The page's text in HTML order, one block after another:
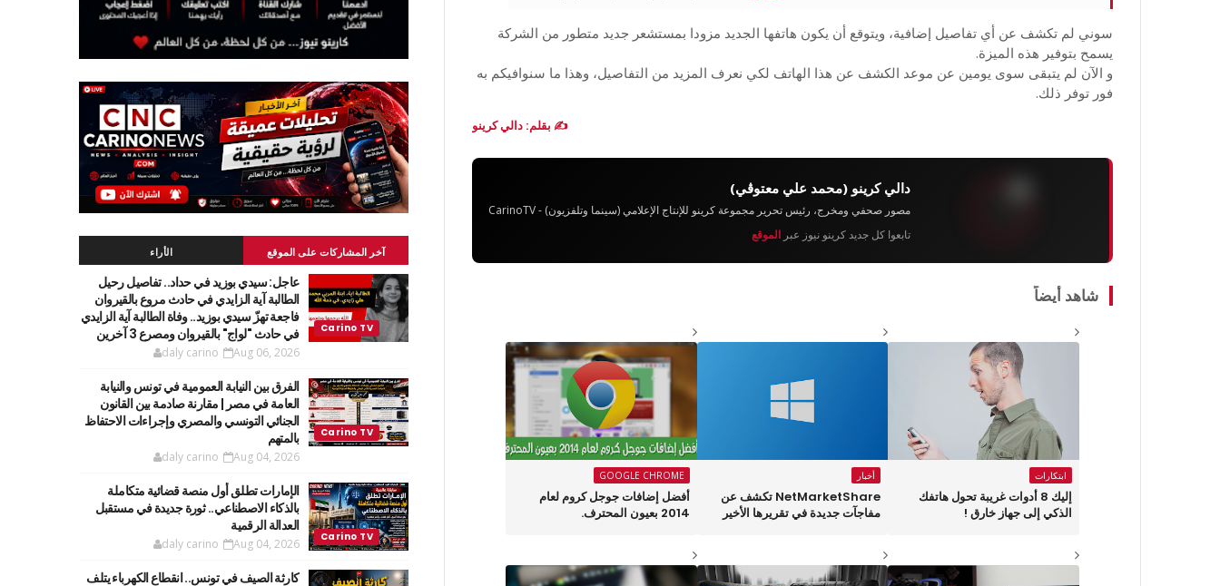
سوني لم تكشف عن أي تفاصيل إضافية، ويتوقع أن يكون هاتفها الجديد مزودا بمستشعر جديد متطور من الشركة
يسمح بتوفير هذه الميزة.
و الآن لم يتبقى سوى يومين عن موعد الكشف عن هذا الهاتف لكي نعرف المزيد من التفاصيل، وهذا ما سنوافيكم به
فور توفر ذلك.
✍️ بقلم: دالي كرينو
دالي كرينو (محمد علي معتوڨي)
مصور صحفي ومخرج، رئيس تحرير مجموعة كرينو للإنتاج الإعلامي (سينما وتلفزيون) - CarinoTV
تابعوا كل جديد كرينو نيوز عبرالموقع
شاهد أيضاً
ابتكارات
إليك 8 أدوات غريبة تحول هاتفك
الذكي إلى جهاز خارق !
أخبار
NetMarketShare تكشف عن
مفاجآت جديدة في تقريرها الأخير
GOOGLE CHROME
أفضل إضافات جوجل كروم لعام
2014 بعيون المحترف.
آخر المشاركات على الموقع الأراء
عاجل: سيدي بوزيد في حداد.. تفاصيل رحيل
الطالبة آية الزايدي في حادث مروع بالقيروان
فاجعة تهزّ سيدي بوزيد.. وفاة الطالبة آية الزايدي
في حادث "لواج" بالقيروان ومصرع 3 آخرين
daly carino Aug 06, 2026
الفرق بين النيابة العمومية في تونس والنيابة
العامة في مصر | مقارنة صادمة بين القانون
الجنائي التونسي والمصري وإجراءات الاحتفاظ
بالمتهم
daly carino Aug 04, 2026
الإمارات تطلق أول منصة قضائية متكاملة
بالذكاء الاصطناعي.. ثورة جديدة في مستقبل
العدالة الرقمية
daly carino Aug 04, 2026
كارثة الصيف في تونس.. انقطاع الكهرباء يتلف